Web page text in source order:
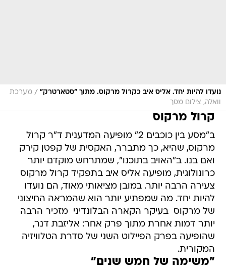
נועדו להיות יחד. אליס איב כקרול מרקוס. מתוך "סטארטרק" / מערכת
וואלה, צילום מסך
קרול מרקוס
ב"מסע בין כוכבים 2" מופיעה המדענית ד"ר קרול
מרקוס, שהיא, כך מתברר, האקסית של קפטן קירק
ואם בנו. ב"האויב בתוכנו", שמתרחש מוקדם יותר
כרונולוגית, מופיעה אליס איב בתפקיד קרול מרקוס
צעירה הרבה יותר. במובן מציאותי מאוד, הם נועדו
להיות יחד. מה שמפתיע יותר הוא שהמראה החיצוני
של מרקוס  בעיקר הקארה הבלונדיני  מזכיר הרבה
יותר דמות אחרת מתוך פרק אחר: אליזבת דנר,
שהופיעה בפרק הפיילוט השני של סדרת הטלוויזיה
המקורית.
"משימה של חמש שנים"